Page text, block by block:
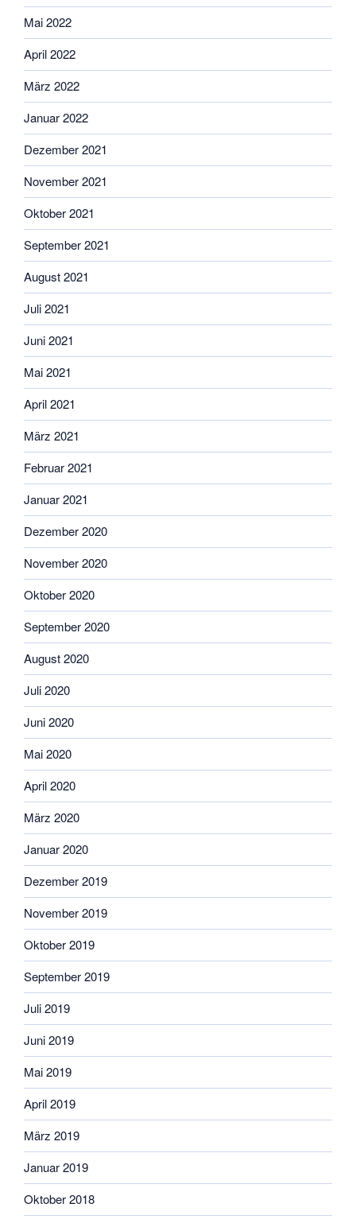
Mai 2022
April 2022
März 2022
Januar 2022
Dezember 2021
November 2021
Oktober 2021
September 2021
August 2021
Juli 2021
Juni 2021
Mai 2021
April 2021
März 2021
Februar 2021
Januar 2021
Dezember 2020
November 2020
Oktober 2020
September 2020
August 2020
Juli 2020
Juni 2020
Mai 2020
April 2020
März 2020
Januar 2020
Dezember 2019
November 2019
Oktober 2019
September 2019
Juli 2019
Juni 2019
Mai 2019
April 2019
März 2019
Januar 2019
Oktober 2018